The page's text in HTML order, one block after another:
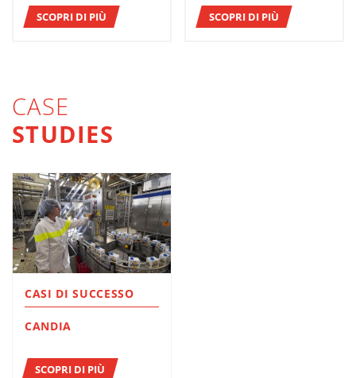
SCOPRI DI PIÙ SCOPRI DI PIÙ
CASE
STUDIES
CASI DI SUCCESSO
CANDIA
SCOPRI DI PIÙ